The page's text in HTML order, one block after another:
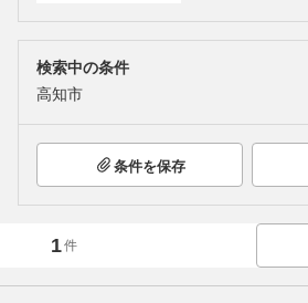
検索中の条件
高知市
条件を保存
1件